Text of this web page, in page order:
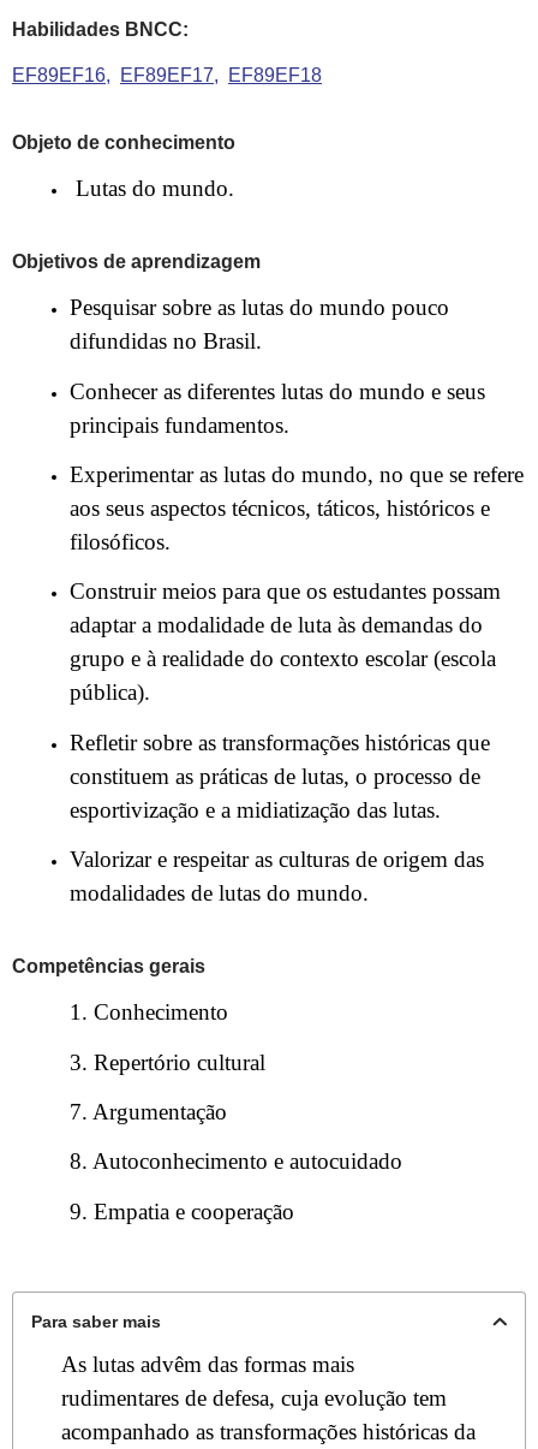
Habilidades BNCC:
EF89EF16 EF89EF17 EF89EF18
Objeto de conhecimento
Lutas do mundo.
Objetivos de aprendizagem
Pesquisar sobre as lutas do mundo pouco
difundidas no Brasil.
Conhecer as diferentes lutas do mundo e seus
principais fundamentos.
Experimentar as lutas do mundo, no que se refere
aos seus aspectos técnicos, táticos, históricos e
filosóficos.
Construir meios para que os estudantes possam
adaptar a modalidade de luta às demandas do
grupo e à realidade do contexto escolar (escola
pública).
Refletir sobre as transformações históricas que
constituem as práticas de lutas, o processo de
esportivização e a midiatização das lutas.
Valorizar e respeitar as culturas de origem das
modalidades de lutas do mundo.
Competências gerais
1. Conhecimento
3. Repertório cultural
7. Argumentação
8. Autoconhecimento e autocuidado
9. Empatia e cooperação
Para saber mais
As lutas advêm das formas mais
rudimentares de defesa, cuja evolução tem
acompanhado as transformações históricas da